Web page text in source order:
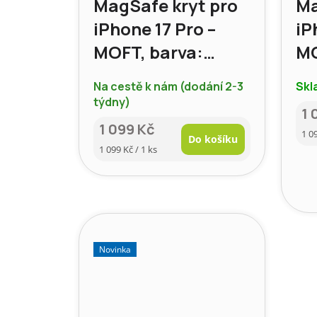
MagSafe kryt pro
iPhone 17 Pro –
MOFT, barva:
námořnická
modrá
Na cestě k nám (dodání 2-3
týdny)
1 099 Kč
Měrná
1 099 Kč / 1 ks
Do košíku
1
1
Novinka